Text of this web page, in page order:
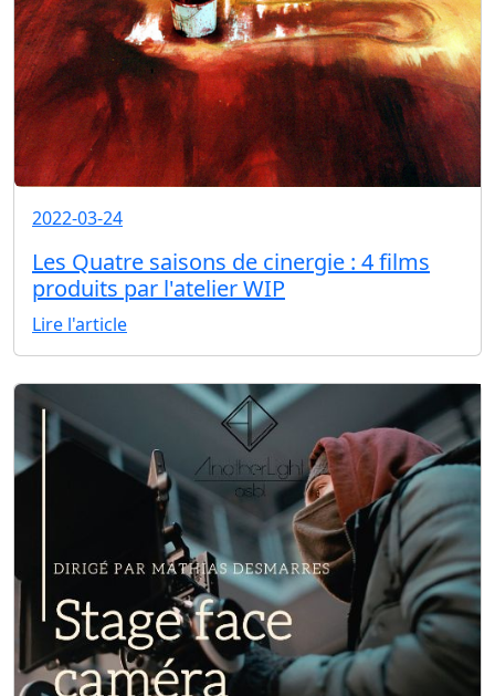
2022-03-24
Les Quatre saisons de cinergie : 4 films
produits par l'atelier WIP
Lire l'article